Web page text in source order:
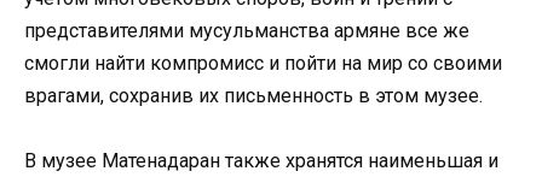
представителями мусульманства армяне все же
смогли найти компромисс и пойти на мир со своими
врагами, сохранив их письменность в этом музее.
В музее Матенадаран также хранятся наименьшая и